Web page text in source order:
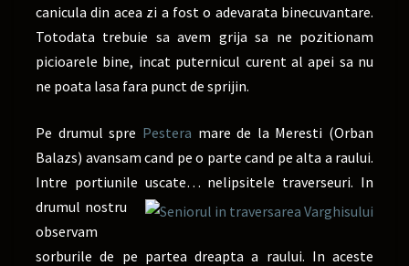
canicula din acea zi a fost o adevarata binecuvantare.
Totodata trebuie sa avem grija sa ne pozitionam
picioarele bine, incat puternicul curent al apei sa nu
ne poata lasa fara punct de sprijin.
Pe drumul spre Pestera mare de la Meresti (Orban
Balazs) avansam cand pe o parte cand pe alta a raului.
Intre portiunile uscate… nelipsitele traverseuri. In
drumul nostru
observam
sorburile de pe partea dreapta a raului. In aceste